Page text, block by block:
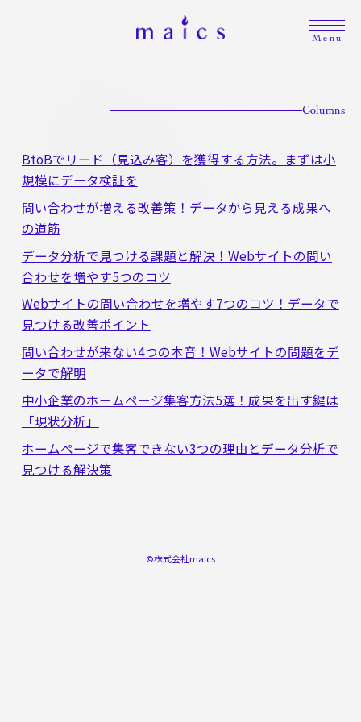
Menu
News
Column
Our Approach
Achievements
Price
Contact
特定商取引法に基づく表記
Columns
BtoBでリード（見込み客）を獲得する方法。まずは小
規模にデータ検証を
問い合わせが増える改善策！データから見える成果へ
の道筋
データ分析で見つける課題と解決！Webサイトの問い
合わせを増やす5つのコツ
Webサイトの問い合わせを増やす7つのコツ！データで
見つける改善ポイント
問い合わせが来ない4つの本音！Webサイトの問題をデ
ータで解明
中小企業のホームページ集客方法5選！成果を出す鍵は
「現状分析」
ホームページで集客できない3つの理由とデータ分析で
見つける解決策
©株式会社maics